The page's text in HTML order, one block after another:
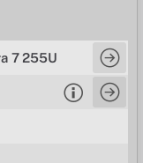
7 255U